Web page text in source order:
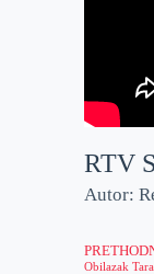
RTV
Autor:
Obilazak